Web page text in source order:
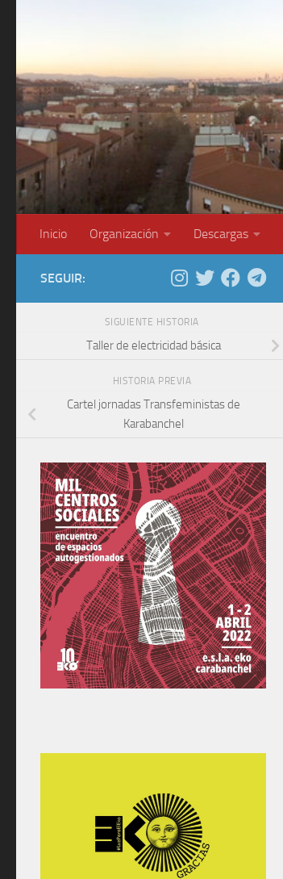
Inicio Organización Descargas
SEGUIR:
SIGUIENTE HISTORIA
Taller de electricidad básica
HISTORIA PREVIA
Cartel jornadas Transfeministas de
Karabanchel